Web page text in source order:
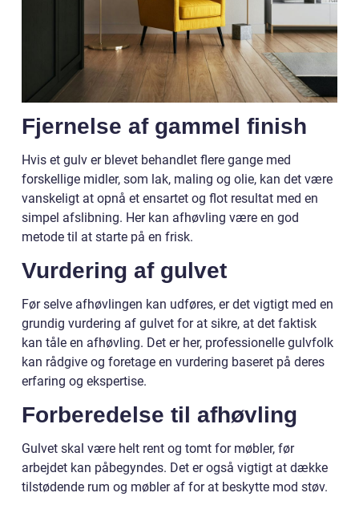
Fjernelse af gammel finish
Hvis et gulv er blevet behandlet flere gange med
forskellige midler, som lak, maling og olie, kan det være
vanskeligt at opnå et ensartet og flot resultat med en
simpel afslibning. Her kan afhøvling være en god
metode til at starte på en frisk.
Vurdering af gulvet
Før selve afhøvlingen kan udføres, er det vigtigt med en
grundig vurdering af gulvet for at sikre, at det faktisk
kan tåle en afhøvling. Det er her, professionelle gulvfolk
kan rådgive og foretage en vurdering baseret på deres
erfaring og ekspertise.
Forberedelse til afhøvling
Gulvet skal være helt rent og tomt for møbler, før
arbejdet kan påbegyndes. Det er også vigtigt at dække
tilstødende rum og møbler af for at beskytte mod støv.